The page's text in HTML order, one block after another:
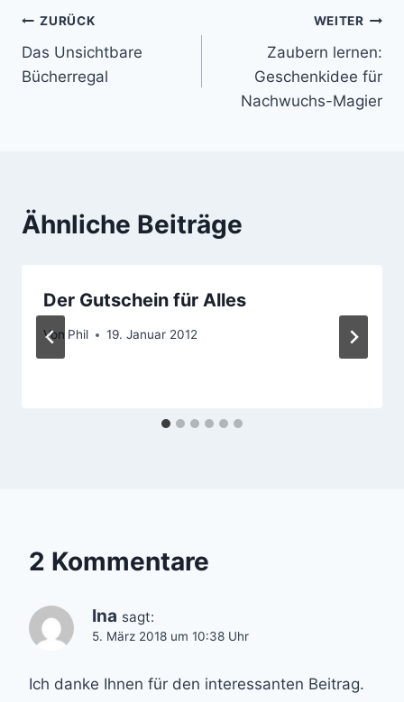
Beitragsnavigation
ZURÜCK
Das Unsichtbare
Bücherregal
WEITER
Zaubern lernen:
Geschenkidee für
Nachwuchs-Magier
Ähnliche Beiträge
Der Gutschein für Alles
Von Phil 19. Januar 2012
2 Kommentare
Ina sagt:
5. März 2018 um 10:38 Uhr
Ich danke Ihnen für den interessanten Beitrag.